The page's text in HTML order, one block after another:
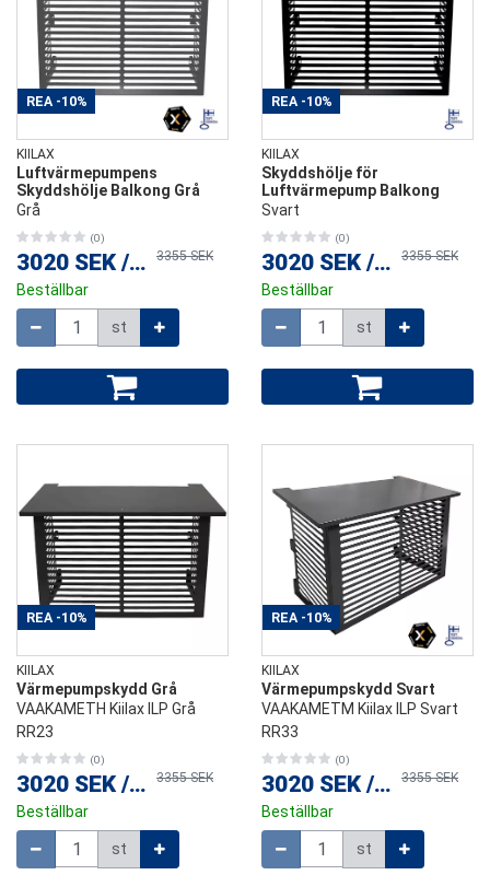
REA -10%
KIILAX
Luftvärmepumpens
Skyddshölje Balkong Grå
Grå
(0)
3020 SEK / st3355 SEK
Beställbar
st
REA -10%
KIILAX
Skyddshölje för
Luftvärmepump Balkong
Svart
(0)
3020 SEK / st3355 SEK
Beställbar
st
REA -10%
KIILAX
Värmepumpskydd Grå
VAAKAMETH Kiilax ILP Grå
RR23
(0)
3020 SEK / st3355 SEK
Beställbar
st
REA -10%
KIILAX
Värmepumpskydd Svart
VAAKAMETM Kiilax ILP Svart
RR33
(0)
3020 SEK / st3355 SEK
Beställbar
st